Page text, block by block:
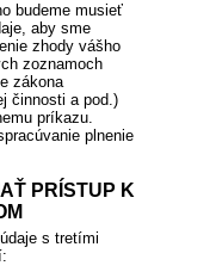
budeme musieť
aby sme
zhody vášho
zoznamoch
zákona
činnosti a pod.)
príkazu.
plnenie
PRÍSTUP K
s tretími